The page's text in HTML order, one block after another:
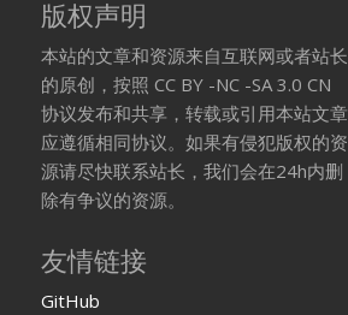
版权声明
本站的文章和资源来自互联网或者站长
的原创，按照 CC BY -NC -SA 3.0 CN
协议发布和共享，转载或引用本站文章
应遵循相同协议。如果有侵犯版权的资
源请尽快联系站长，我们会在24h内删
除有争议的资源。
友情链接
GitHub